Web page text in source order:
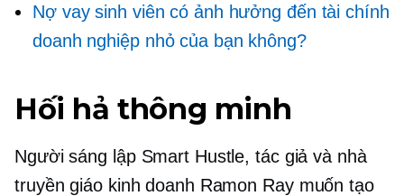
Nợ vay sinh viên có ảnh hưởng đến tài chính
doanh nghiệp nhỏ của bạn không?
Hối hả thông minh
Người sáng lập Smart Hustle, tác giả và nhà
truyền giáo kinh doanh Ramon Ray muốn tạo